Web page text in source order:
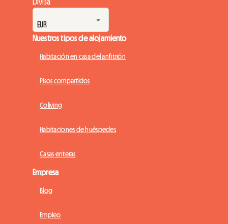
Nuestros tipos de alojamiento
Habitación en casa del anfitrión
Pisos compartidos
Coliving
Habitaciones de huéspedes
Casas enteras
Empresa
Blog
Empleo